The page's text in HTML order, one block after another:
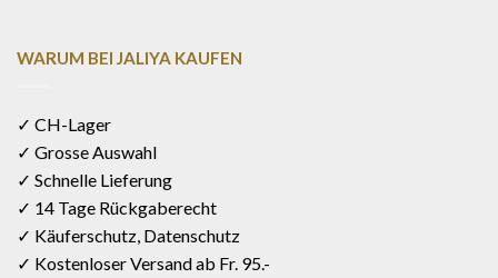
WARUM BEI JALIYA KAUFEN
✓ CH-Lager
✓ Grosse Auswahl
✓ Schnelle Lieferung
✓ 14 Tage Rückgaberecht
✓ Käuferschutz, Datenschutz
✓ Kostenloser Versand ab Fr. 95.-